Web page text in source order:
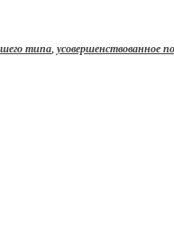
типа,усовершенствованное